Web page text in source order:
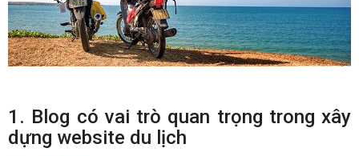
1. Blog có vai trò quan trọng trong xây
dựng website du lịch